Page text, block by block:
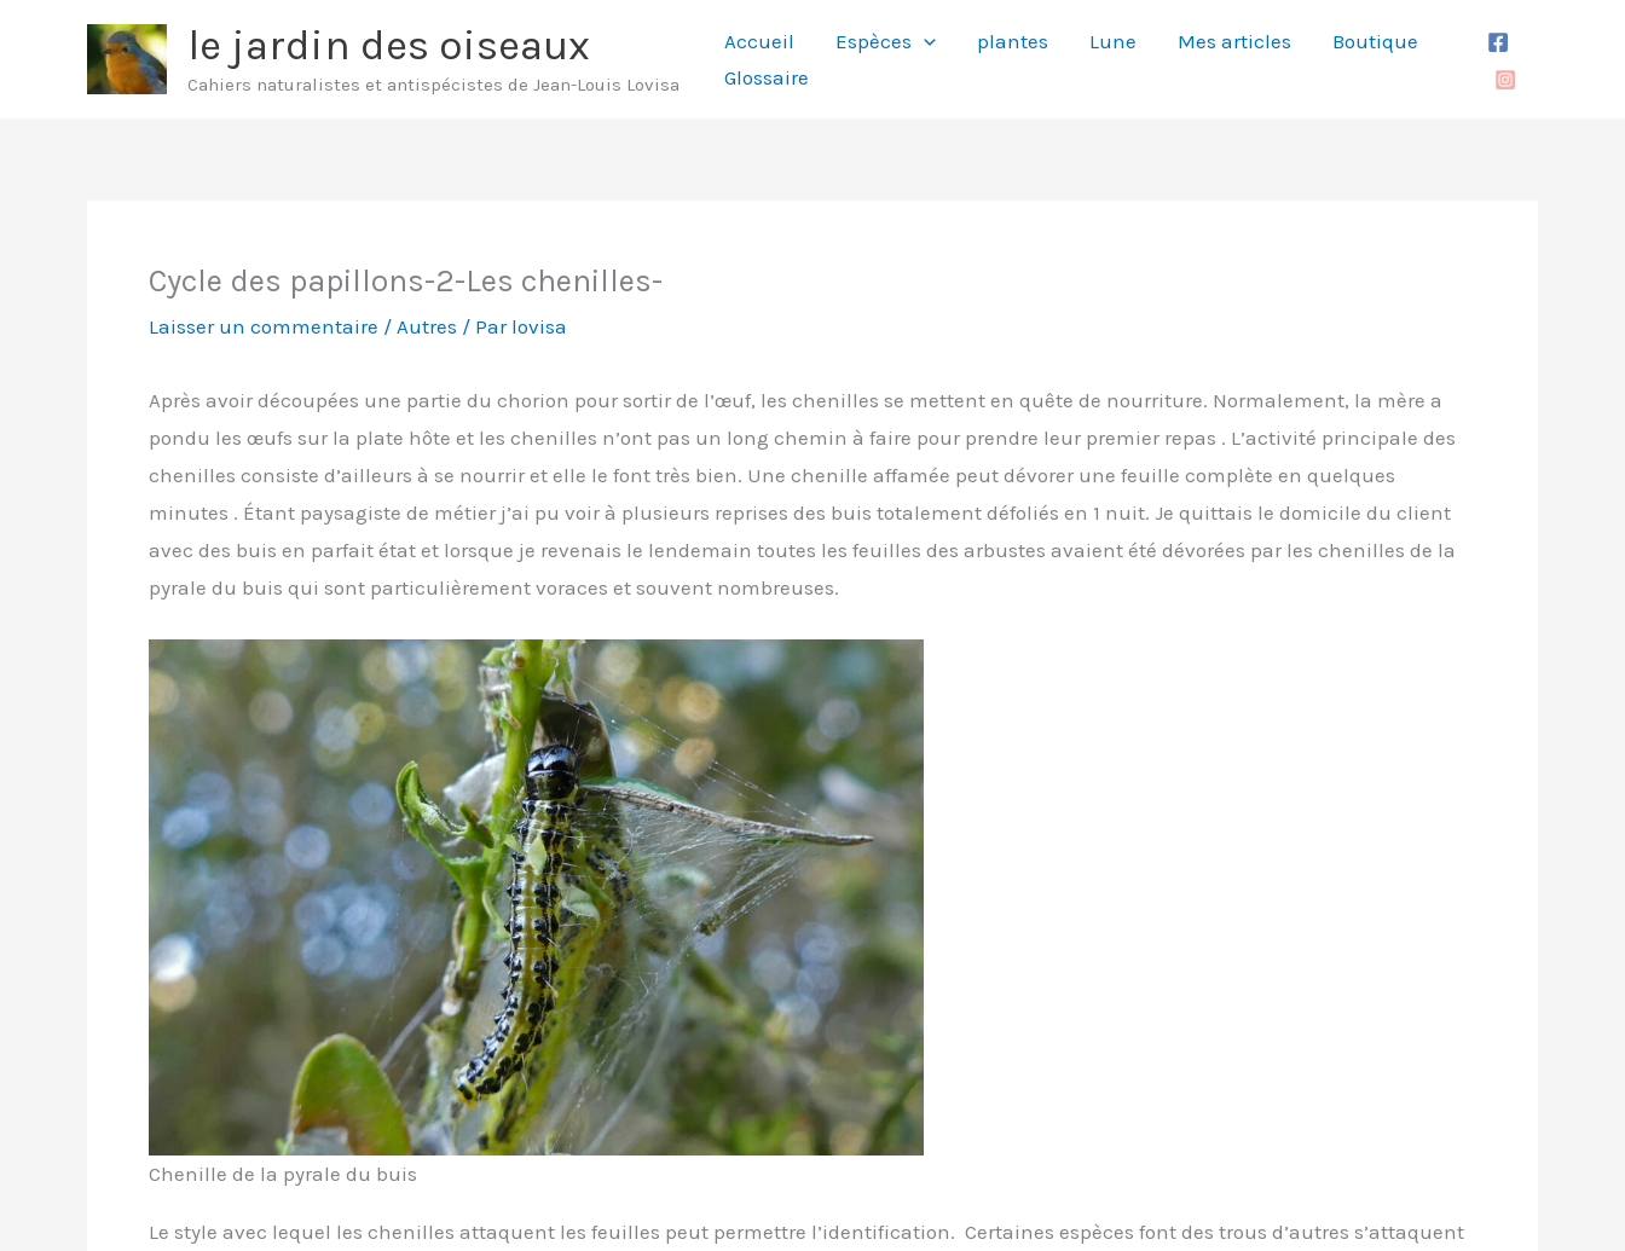
le jardin des oiseaux
Cahiers naturalistes et antispécistes de Jean-Louis Lovisa
Accueil Espèces plantes Lune Mes articles
Boutique
Glossaire
Cycle des papillons-2-Les chenilles-
Laisser un commentaire / Autres / Par lovisa
Après avoir découpées une partie du chorion pour sortir de l’œuf, les chenilles se mettent en quête de nourriture. Normalement, la mère a
pondu les œufs sur la plate hôte et les chenilles n’ont pas un long chemin à faire pour prendre leur premier repas . L’activité principale des
chenilles consiste d’ailleurs à se nourrir et elle le font très bien. Une chenille affamée peut dévorer une feuille complète en quelques
minutes . Étant paysagiste de métier j’ai pu voir à plusieurs reprises des buis totalement défoliés en 1 nuit. Je quittais le domicile du client
avec des buis en parfait état et lorsque je revenais le lendemain toutes les feuilles des arbustes avaient été dévorées par les chenilles de la
pyrale du buis qui sont particulièrement voraces et souvent nombreuses.
Chenille de la pyrale du buis
Le style avec lequel les chenilles attaquent les feuilles peut permettre l’identification. Certaines espèces font des trous d’autres s’attaquent